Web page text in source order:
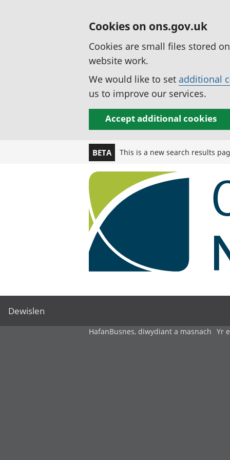
Cookies on ons.gov.uk
Cookies are small files stored
website work.
We would like to set additional
us to improve our services.
Accept additional cookies
BETA This is a new search results
Dewislen
HafanBusnes, diwydiant a masnach Yr